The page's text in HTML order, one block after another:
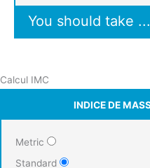
You should take
Calcul IMC
INDICE DE
Metric
Standard